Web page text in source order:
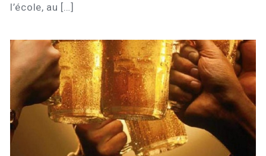
l’école, au […]